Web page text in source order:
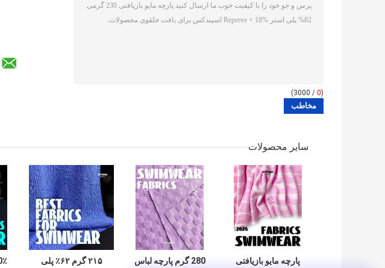
(
0
/ 3000)
سایر محصولات
پارچه مایو بازیافتی
280 گرم پارچه لباس
۲۱۵ گرم ۶۲٪ پلی